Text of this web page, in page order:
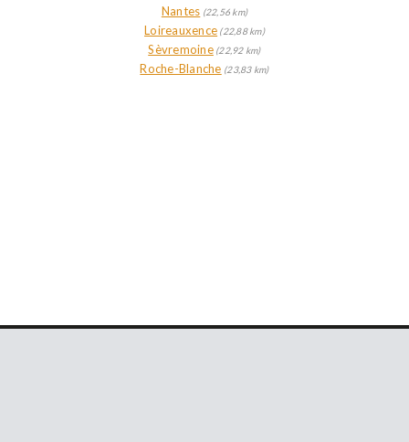
Nantes (22,56 km)
Loireauxence (22,88 km)
Sèvremoine(22,92 km)
Roche-Blanche (23,83 km)